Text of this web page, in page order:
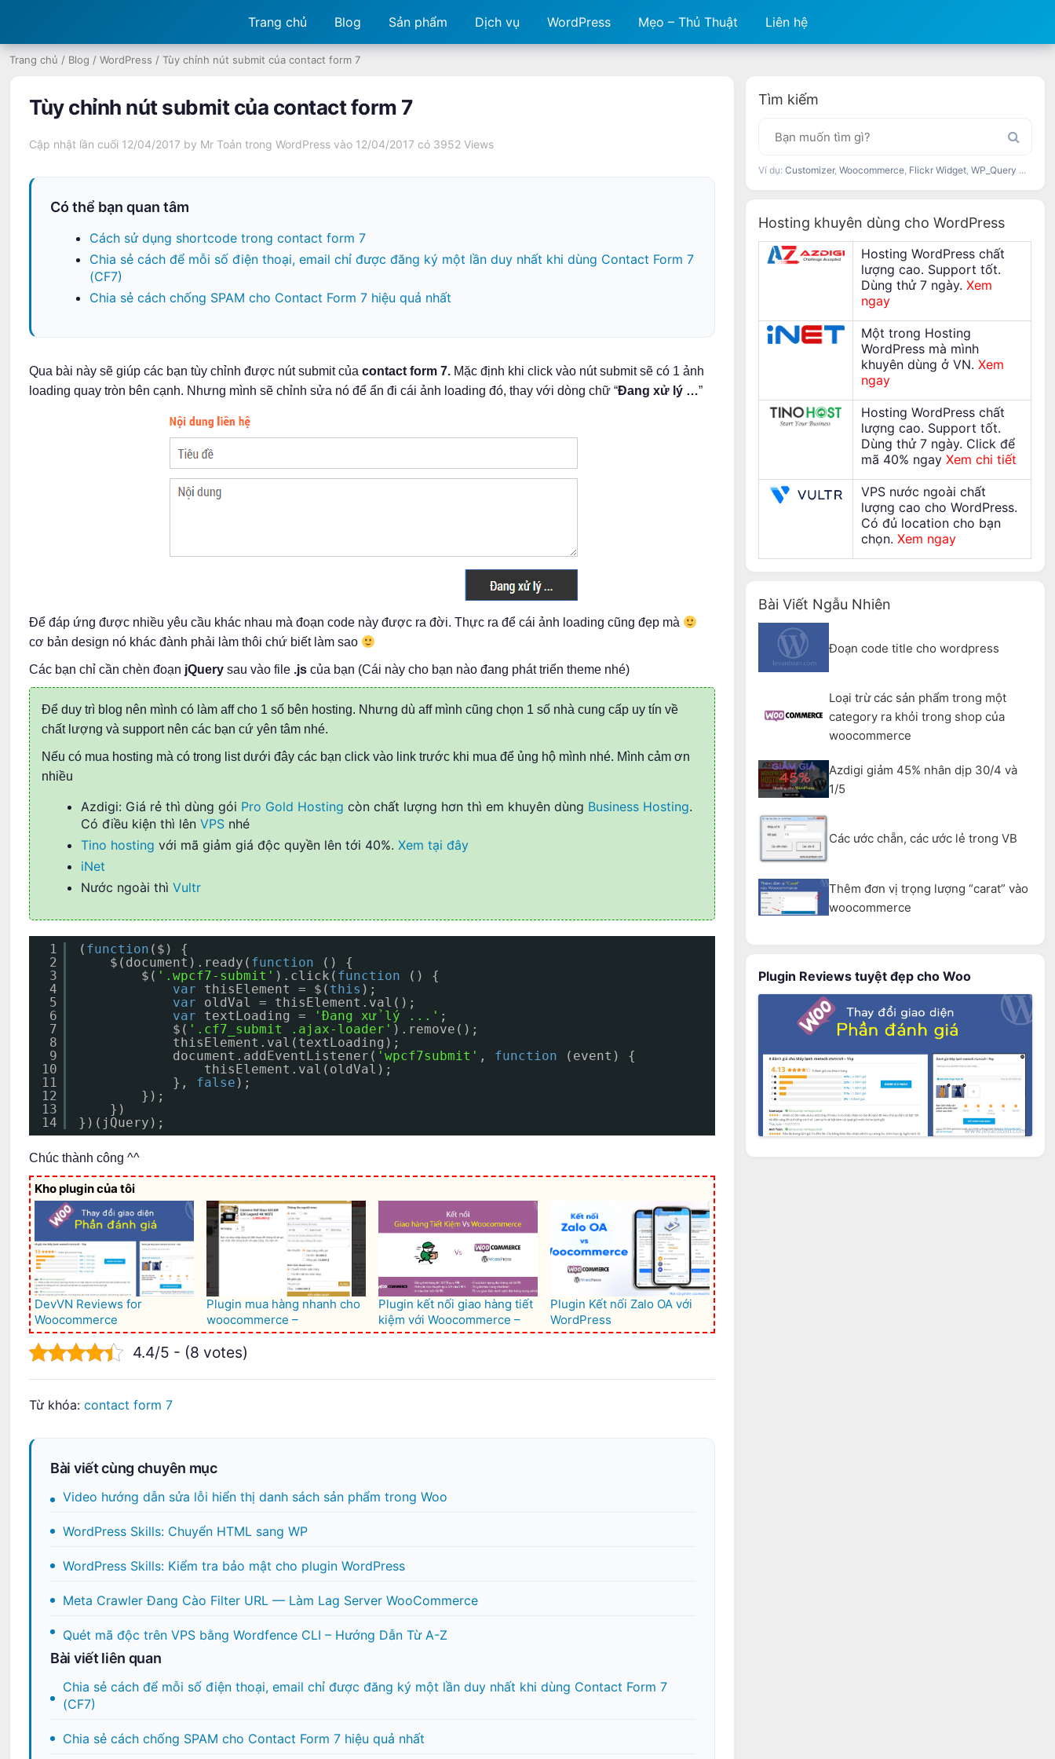
Trang chủ Blog Sản phẩm Dịch vụ WordPress Mẹo – Thủ Thuật Liên hệ
Trang chủ / Blog / WordPress / Tùy chỉnh nút submit của contact form 7
Tùy chỉnh nút submit của contact form 7
Cập nhật lần cuối 12/04/2017 by Mr Toản trong WordPress vào 12/04/2017 có 3952 Views
Có thể bạn quan tâm
Cách sử dụng shortcode trong contact form 7
Chia sẻ cách để mỗi số điện thoại, email chỉ được đăng ký một lần duy nhất khi dùng Contact Form 7
(CF7)
Chia sẻ cách chống SPAM cho Contact Form 7 hiệu quả nhất
Qua bài này sẽ giúp các bạn tùy chỉnh được nút submit của contact form 7. Mặc định khi click vào nút submit sẽ có 1 ảnh
loading quay tròn bên cạnh. Nhưng mình sẽ chỉnh sửa nó để ẩn đi cái ảnh loading đó, thay với dòng chữ “Đang xử lý …”
Để đáp ứng được nhiều yêu cầu khác nhau mà đoạn code này được ra đời. Thực ra để cái ảnh loading cũng đẹp mà
cơ bản design nó khác đành phải làm thôi chứ biết làm sao
Các bạn chỉ cần chèn đoạn jQuery sau vào file .js của bạn (Cái này cho bạn nào đang phát triển theme nhé)
Để duy trì blog nên mình có làm aff cho 1 số bên hosting. Nhưng dù aff mình cũng chọn 1 số nhà cung cấp uy tín về
chất lượng và support nên các bạn cứ yên tâm nhé.
Nếu có mua hosting mà có trong list dưới đây các bạn click vào link trước khi mua để ủng hộ mình nhé. Mình cảm ơn
nhiều
Azdigi: Giá rẻ thì dùng gói Pro Gold Hosting còn chất lượng hơn thì em khuyên dùng Business Hosting.
Có điều kiện thì lên VPS nhé
Tino hosting với mã giảm giá độc quyền lên tới 40%. Xem tại đây
iNet
Nước ngoài thì Vultr
1
2
3
4
5
6
7
8
9
10
11
12
13
14
( function ($) {
$(document).ready( function
() {
$( '.wpcf7-submit' ).click( function
() {
var
thisElement = $( this );
var
oldVal = thisElement.val();
var
textLoading = 'Đang xử lý ...' ;
$( '.cf7_submit .ajax-loader' ).remove();
thisElement.val(textLoading);
document.addEventListener( 'wpcf7submit' , function
(event) {
thisElement.val(oldVal);
}, false );
});
})
})(jQuery);
Chúc thành công ^^
Kho plugin của tôi
DevVN Reviews for
Woocommerce
Plugin mua hàng nhanh cho
woocommerce –
Woocommerce Quick buy
Plugin kết nối giao hàng tiết
kiệm với Woocommerce –
GHTK for Woocommerce
Plugin Kết nối Zalo OA với
WordPress
4.4/5 - (8 votes)
Từ khóa: contact form 7
Bài viết cùng chuyên mục
Video hướng dẫn sửa lỗi hiển thị danh sách sản phẩm trong Woo
WordPress Skills: Chuyển HTML sang WP
WordPress Skills: Kiểm tra bảo mật cho plugin WordPress
Meta Crawler Đang Cào Filter URL — Làm Lag Server WooCommerce
Quét mã độc trên VPS bằng Wordfence CLI – Hướng Dẫn Từ A-Z
Bài viết liên quan
Chia sẻ cách để mỗi số điện thoại, email chỉ được đăng ký một lần duy nhất khi dùng Contact Form 7
(CF7)
Chia sẻ cách chống SPAM cho Contact Form 7 hiệu quả nhất
Tìm kiếm
Ví dụ:Customizer,Woocommerce, Flickr Widget,WP_Query ...
Hosting khuyên dùng cho WordPress
Hosting WordPress chất
lượng cao. Support tốt.
Dùng thử 7 ngày.Xem
ngay
Một trong Hosting
WordPress mà mình
khuyên dùng ở VN.Xem
ngay
Hosting WordPress chất
lượng cao. Support tốt.
Dùng thử 7 ngày. Click để
mã 40% ngayXem chi tiết
VPS nước ngoài chất
lượng cao cho WordPress.
Có đủ location cho bạn
chọn.Xem ngay
Bài Viết Ngẫu Nhiên
Đoạn code title cho wordpress
Loại trừ các sản phẩm trong một
category ra khỏi trong shop của
woocommerce
Azdigi giảm 45% nhân dịp 30/4 và
1/5
Các ước chẵn, các ước lẻ trong VB
Thêm đơn vị trọng lượng “carat” vào
woocommerce
Plugin Reviews tuyệt đẹp cho Woo